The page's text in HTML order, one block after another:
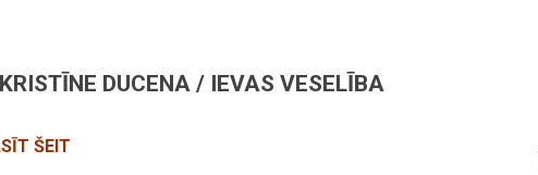
DUCENA / IEVAS VESELĪBA
ŠEIT